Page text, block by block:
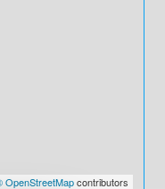
OpenStreetMapcontributors